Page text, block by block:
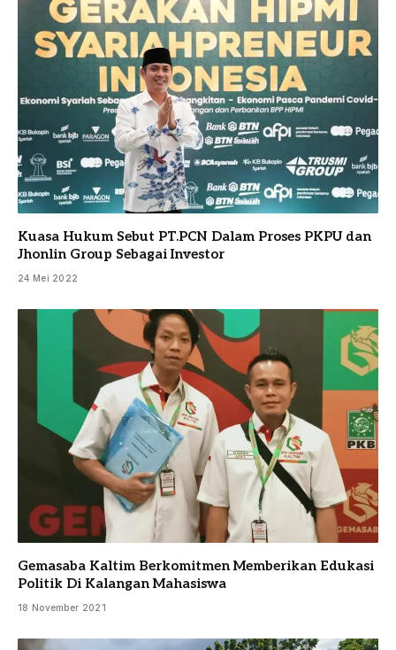
Kuasa Hukum Sebut PT.PCN Dalam Proses PKPU dan
Jhonlin Group Sebagai Investor
24 Mei 2022
Gemasaba Kaltim Berkomitmen Memberikan Edukasi
Politik Di Kalangan Mahasiswa
18 November 2021